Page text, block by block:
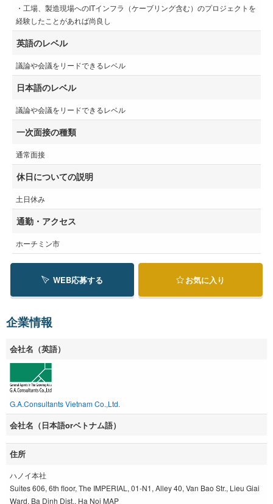
・工場、製造現場へのITインフラ（ケーブリング含む）のプロジェクトを
経験したことがあれば尚良し
英語のレベル
議論や会議をリードできるレベル
日本語のレベル
議論や会議をリードできるレベル
一次面接の種類
通常面接
休日についての説明
土日休み
通勤・アクセス
ホーチミン市
WEB応募する お気に入り
企業情報
会社名（英語）
G.A.Consultants Vietnam Co.,Ltd.
会社名（日本語orベトナム語）
住所
ハノイ本社
Suites 606, 6th floor, The IMPERIAL, 01-N1, Alley 40, Van Bao Str., Lieu Giai
Ward, Ba Dinh Dist., Ha Noi MAP